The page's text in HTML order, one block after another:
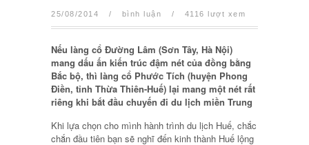
25/08/2014 / bình luận / 4116 lượt xem
Nếu làng cổ Đường Lâm (Sơn Tây, Hà Nội)
mang dấu ấn kiến trúc đậm nét của đồng bằng
Bắc bộ, thì làng cổ Phước Tích (huyện Phong
Điền, tỉnh Thừa Thiên-Huế) lại mang một nét rất
riêng khi bắt đầu chuyến đi du lịch miền Trung
Khi lựa chọn cho mình hành trình du lịch Huế, chắc
chắn đầu tiên bạn sẽ nghĩ đến kinh thành Huế lộng